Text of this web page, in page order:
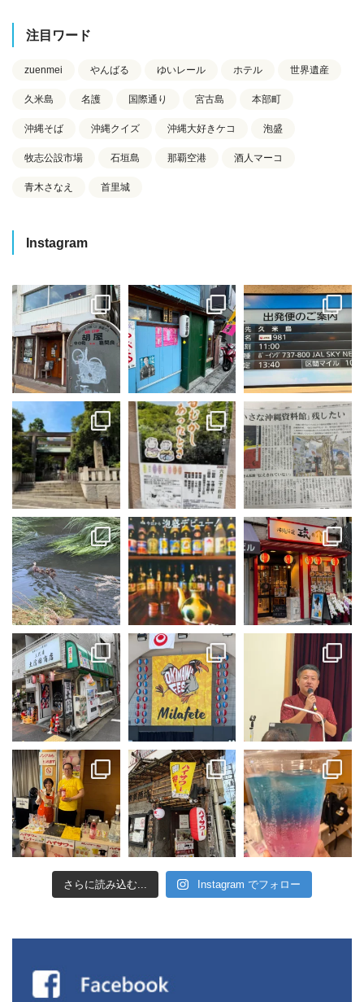
注目ワード
zuenmei やんばる ゆいレール ホテル 世界遺産
久米島 名護 国際通り 宮古島 本部町
沖縄そば 沖縄クイズ 沖縄大好きケコ 泡盛
牧志公設市場 石垣島 那覇空港 酒人マーコ
青木さなえ 首里城
Instagram
さらに読み込む... Instagram でフォロー